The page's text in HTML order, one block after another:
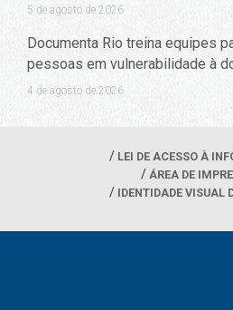
5 de agosto de 2026
Documenta Rio treina equipes
pessoas em vulnerabilidade à
4 de agosto de 2026
LEI DE ACESSO À
ÁREA DE
IDENTIDADE VISUAL